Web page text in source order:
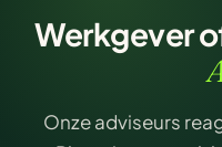
Werkgever
Onze adviseurs